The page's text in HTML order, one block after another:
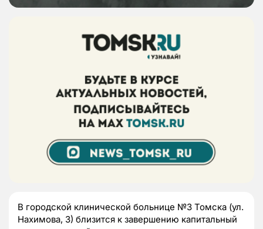
В городской клинической больнице №3 Томска (ул.
Нахимова, 3) близится к завершению капитальный